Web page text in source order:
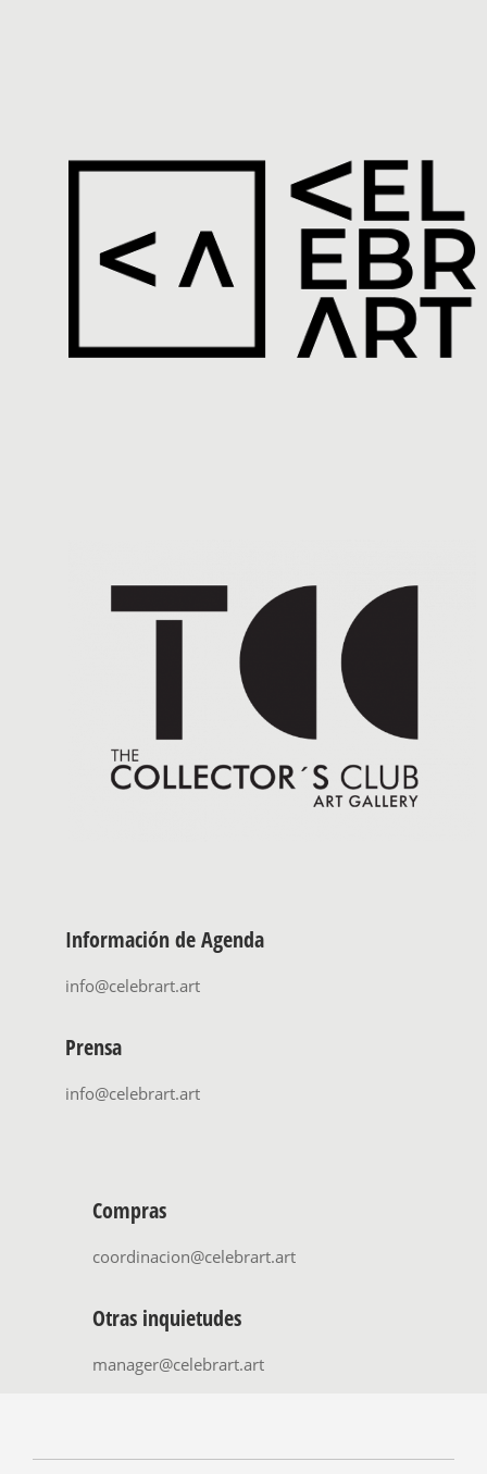
Información de Agenda
info@celebrart.art
Prensa
info@celebrart.art
Compras
coordinacion@celebrart.art
Otras inquietudes
manager@celebrart.art